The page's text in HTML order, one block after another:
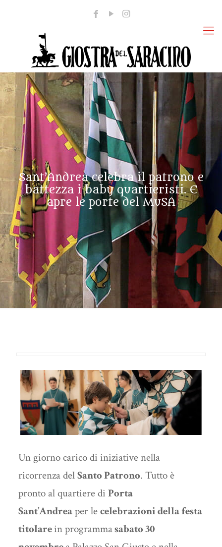
Sant’Andrea celebra il patrono e
battezza i baby quartieristi. E
apre le porte del MuSA
Un giorno carico di iniziative nella
ricorrenza delSanto Patrono. Tutto è
pronto al quartiere di Porta
Sant’Andreaper lecelebrazioni della festa
titolarein programmasabato30